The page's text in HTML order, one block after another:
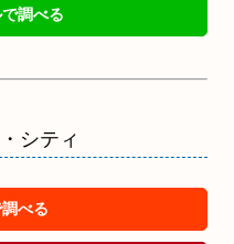
調べる
シティ
べる